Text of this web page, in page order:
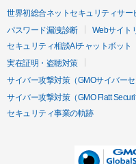
世界初総合ネットセキュリティサー
パスワード漏洩診断
Webサイト
セキュリティ相談AIチャットボット
実在証明・盗聴対策
サイバー攻撃対策（GMOサイバーセ
サイバー攻撃対策（GMO Flatt
セキュリティ事業の軌跡